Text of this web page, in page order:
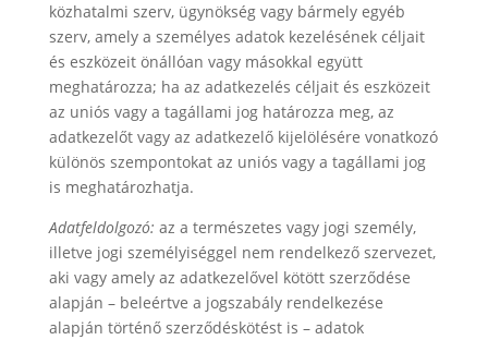
közhatalmi szerv, ügynökség vagy bármely egyéb
szerv, amely a személyes adatok kezelésének céljait
és eszközeit önállóan vagy másokkal együtt
meghatározza; ha az adatkezelés céljait és eszközeit
az uniós vagy a tagállami jog határozza meg, az
adatkezelőt vagy az adatkezelő kijelölésére vonatkozó
különös szempontokat az uniós vagy a tagállami jog
is meghatározhatja.
Adatfeldolgozó: az a természetes vagy jogi személy,
illetve jogi személyiséggel nem rendelkező szervezet,
aki vagy amely az adatkezelővel kötött szerződése
alapján – beleértve a jogszabály rendelkezése
alapján történő szerződéskötést is – adatok